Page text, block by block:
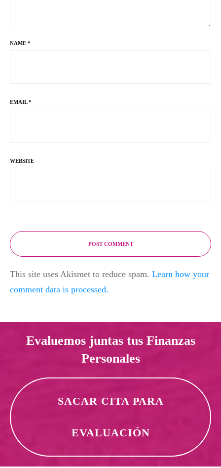
NAME *
EMAIL*
WEBSITE
POST COMMENT
This site uses Akismet to reduce spam. Learn how your
comment data is processed.
Evaluemos juntas tus Finanzas
Personales
SACAR CITA PARA
EVALUACIÓN